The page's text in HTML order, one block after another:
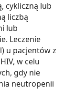
cykliczną lub
liczbą
lub
Leczenie
u pacjentów z
w celu
gdy nie
neutropenii